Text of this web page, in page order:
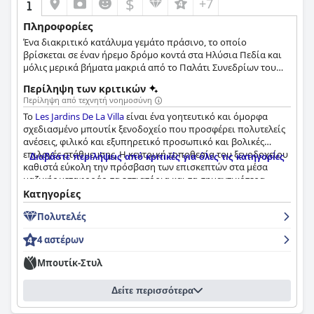
+7
Πληροφορίες
Ένα διακριτικό κατάλυμα γεμάτο πράσινο, το οποίο
βρίσκεται σε έναν ήρεμο δρόμο κοντά στα Ηλύσια Πεδία και
μόλις μερικά βήματα μακριά από το Παλάτι Συνεδρίων του
περίτεχνα την κομψότητα του παριζιάνικου στιλ με την
ποίηση των κρυφών κήπων.
Περίληψη των κριτικών
Περίληψη από τεχνητή νοημοσύνη
Το Les Jardins De La Villaείναι ένα γοητευτικό και όμορφα
σχεδιασμένο μπουτίκ ξενοδοχείο που προσφέρει πολυτελείς
ανέσεις, φιλικό και εξυπηρετικό προσωπικό και βολικές
επιλογές στάθμευσης. Η κεντρική τοποθεσία του ξενοδοχείου
καθιστά εύκολη την πρόσβαση των επισκεπτών στα μέσα
μαζικής μεταφοράς, τα εστιατόρια και τα σημαντικότερα
αξιοθέατα. Τα δωμάτια είναι ευρύχωρα, καθαρά και καλά
εξοπλισμένα με άνετα κρεβάτια και ελκυστική σύγχρονη
διακόσμηση. Το σπα και οι εγκαταστάσεις γυμναστικής του
ξενοδοχείου προσφέρουν στους επισκέπτες μια χαλαρωτική
και αναζωογονητική διαμονή. Το πρωινό είναι νόστιμο, αν και
ορισμένοι επισκέπτες ανέφεραν ότι είναι αρκετά ακριβό.
Παρά κάποια μικροπροβλήματα, το ξενοδοχείο διατηρεί την
άψογη φήμη του με τους επισκέπτες να το συνιστούν
ανεπιφύλακτα για σύντομη ή μακρά διαμονή στο Παρίσι.
Παρόλο που ορισμένοι επισκέπτες αμφισβητούν τη
Διαβάστε περιλήψεις από κριτικές για όλες τις κατηγορίες
Κατηγορίες
Πολυτελές
4 αστέρων
Μπουτίκ-Στυλ
Δείτε περισσότερα